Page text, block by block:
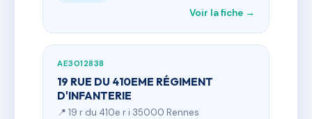
Voir la fiche →
AE3012838
19 RUE DU 410EME RÉGIMENT
D'INFANTERIE
📍 19 r du 410e r i 35000 Rennes